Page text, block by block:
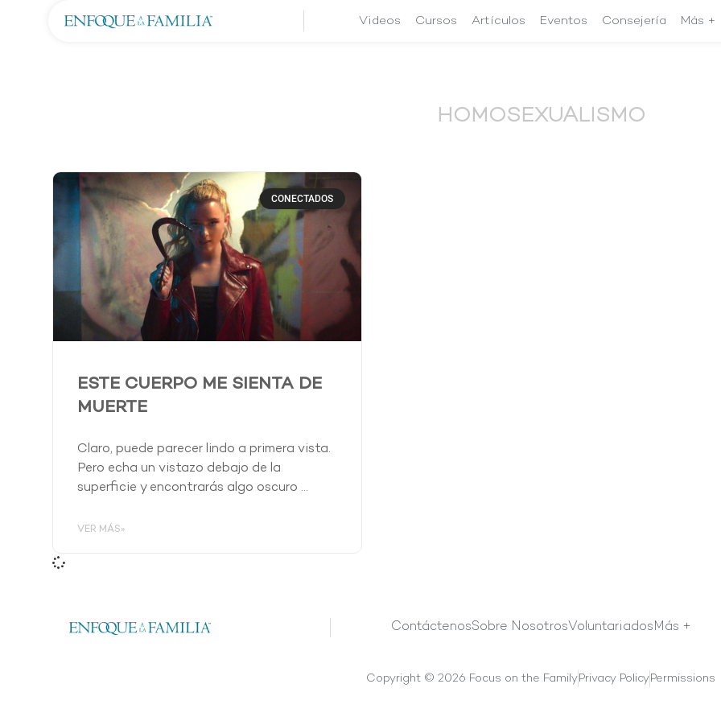
Videos Cursos Artículos Eventos Consejería Más +
HOMOSEXUALISMO
CONECTADOS
ESTE CUERPO ME SIENTA DE
MUERTE
Claro, puede parecer lindo a primera vista.
Pero echa un vistazo debajo de la
superficie y encontrarás algo oscuro …
VER MÁS»
ContáctenosSobre NosotrosVoluntariadosMás +
Copyright © 2026 Focus on the FamilyPrivacy PolicyPermissions